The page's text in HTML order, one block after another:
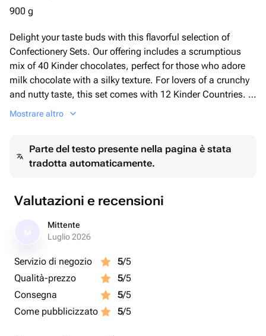
900 g
Delight your taste buds with this flavorful selection of
Confectionery Sets. Our offering includes a scrumptious
mix of 40 Kinder chocolates, perfect for those who adore
milk chocolate with a silky texture. For lovers of a crunchy
and nutty taste, this set comes with 12 Kinder Countries. A
fun and sweet experience is complete with 6 Kinder
spreading its creamy and hazelnutty joy. Indulge your
senses with our confectionery blend that offers something
connoisseur.
Mostrare altro
Parte del testo presente nella pagina è stata
tradotta automaticamente.
Valutazioni e recensioni
Mittente
Luglio 2026
Servizio di negozio 5/5
Qualità-prezzo
5/5
Consegna
5/5
Come pubblicizzato
5/5